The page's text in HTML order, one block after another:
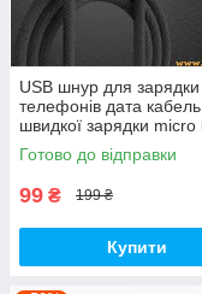
USB шнур для зарядки
телефонів дата кабель
швидкої зарядки micro
кабель мікро юсб usb
перехідник подовжувач
Готово до відправки
99 ₴ 199 ₴
Купити